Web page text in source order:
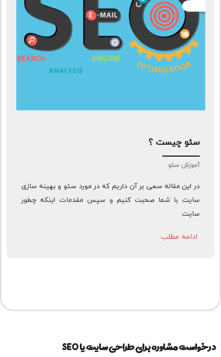
سئو چیست ؟
آموزش سئو
در این مقاله سعی بر آن داریم که در مورد سئو و بهینه سازی
سایت با شما صحبت کنیم و سپس مقدمات اینکه چطور
سایت
ادامه مطلب
درخواست مشاوره برای طراحی سایت یا SEO